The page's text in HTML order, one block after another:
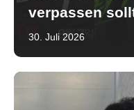
verpassen
30. Juli 2026